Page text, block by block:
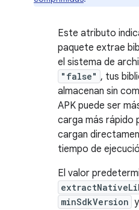
Este atributo
paquete extrae
el sistema de
"false" , tus
almacenan sin
APK puede ser
carga más rápido
cargan
tiempo de
El valor
minSdkVersion